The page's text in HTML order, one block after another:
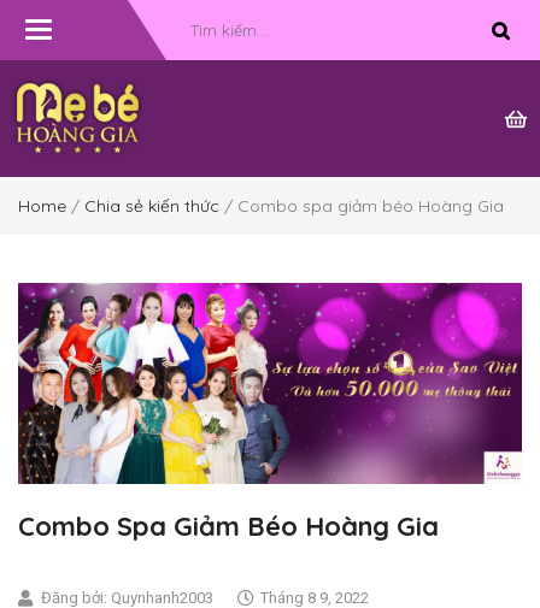
Toggle
Home / Chia sẻ kiến thức / Combo spa giảm béo Hoàng Gia
Combo Spa Giảm Béo Hoàng Gia
Đăng bởi: Quynhanh2003 Tháng 8 9, 2022